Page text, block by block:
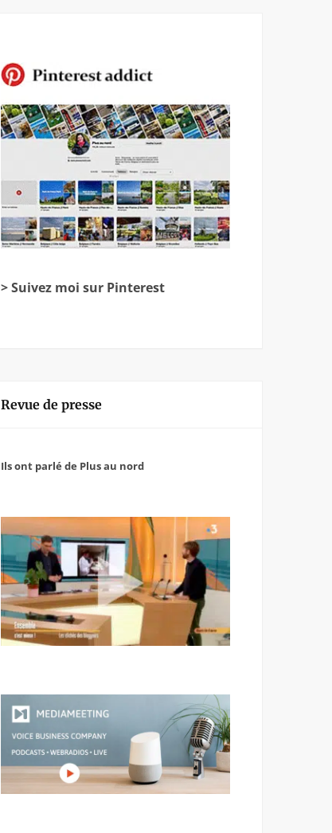
> Suivez moi sur Pinterest
Revue de presse
Ils ont parlé de Plus au nord